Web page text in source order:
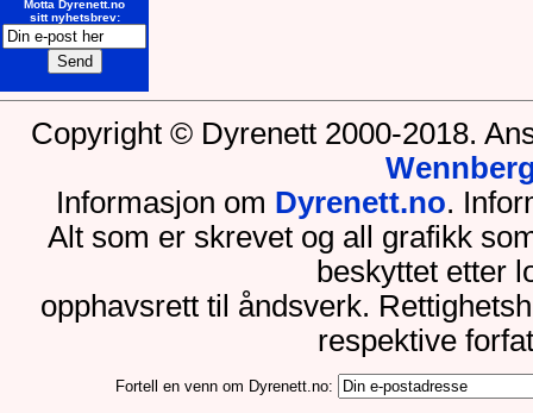
Motta Dyrenett.no
sitt nyhetsbrev:
Copyright © Dyrenett 2000-2018.
Informasjon om Dyrenett.no.
Alt som er skrevet og all grafikk
beskyttet etter
opphavsrett til åndsverk.
respektive
Fortell en venn om Dyrenett.no: